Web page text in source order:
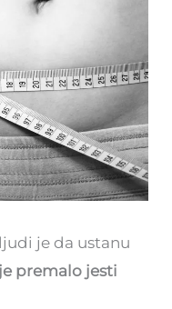
je da ustanu
premalo jesti